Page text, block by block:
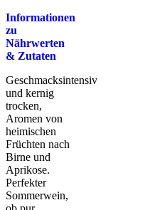
Informationen
zu
Nährwerten
& Zutaten
Geschmacksintensiv
und kernig
trocken,
Aromen von
heimischen
Früchten nach
Birne und
Aprikose.
Perfekter
Sommerwein,